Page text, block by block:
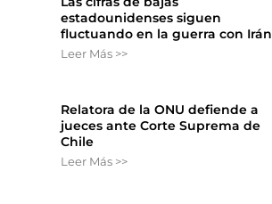
estadounidenses siguen
fluctuando en la guerra con Irán
Leer Más >>
Relatora de la ONU defiende a
jueces ante Corte Suprema de
Chile
Leer Más >>